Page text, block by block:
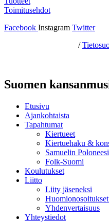
Toimitusehdot
Facebook Instagram Twitter
/
Suomen
Etusivu
Ajankohtaista
Tapahtumat
Kiertueet
Kiertuehaku &
Samuelin Poloneesi
Folk-Suomi
Koulutukset
Liitto
Liity jäseneksi
Yhdenvertaisuus
Yhteystiedot